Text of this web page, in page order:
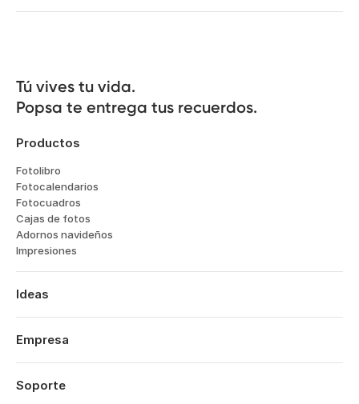
Tú vives tu vida.
Popsa te entrega tus recuerdos.
Productos
Fotolibro
Fotocalendarios
Fotocuadros
Cajas de fotos
Adornos navideños
Impresiones
Ideas
Viajes
Bodas
Aniversarios
Empresa
Sobre nosotros
Características
Soporte